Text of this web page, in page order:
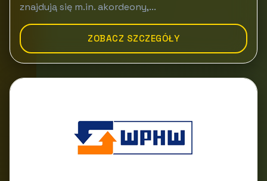
znajdują się m.in. akordeony,...
ZOBACZ SZCZEGÓŁY